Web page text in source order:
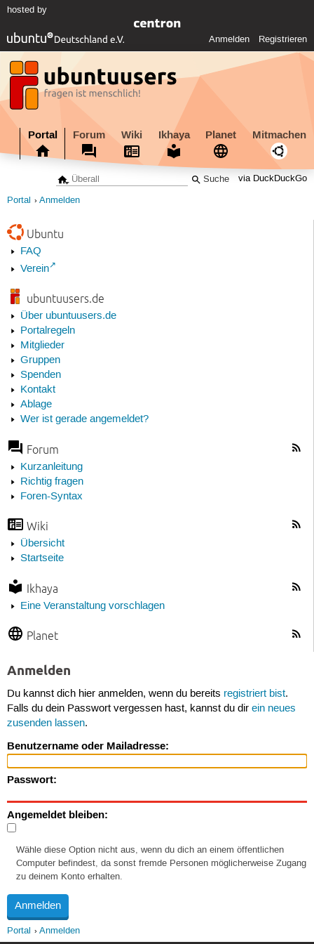
hosted by
Anmelden Registrieren
Portal Forum Wiki Ikhaya Planet Mitmachen
via DuckDuckGo
Portal Anmelden
Ubuntu
FAQ
Verein
ubuntuusers.de
Über ubuntuusers.de
Portalregeln
Mitglieder
Gruppen
Spenden
Kontakt
Ablage
Wer ist gerade angemeldet?
Forum
Kurzanleitung
Richtig fragen
Foren-Syntax
Wiki
Übersicht
Startseite
Ikhaya
Eine Veranstaltung vorschlagen
Planet
Anmelden
Du kannst dich hier anmelden, wenn du bereits registriert bist.
Falls du dein Passwort vergessen hast, kannst du dir ein neues
zusenden lassen.
Benutzername oder Mailadresse:
Passwort:
Angemeldet bleiben:
Wähle diese Option nicht aus, wenn du dich an einem öffentlichen
Computer befindest, da sonst fremde Personen möglicherweise Zugang
zu deinem Konto erhalten.
Portal Anmelden